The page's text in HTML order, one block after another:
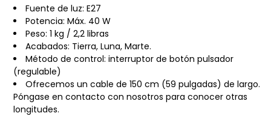
Fuente de luz: E27
Potencia: Máx. 40 W
Peso: 1 kg / 2,2 libras
Acabados: Tierra, Luna, Marte.
Método de control: interruptor de botón pulsador
(regulable)
Ofrecemos un cable de 150 cm (59 pulgadas) de largo.
Póngase en contacto con nosotros para conocer otras
longitudes.